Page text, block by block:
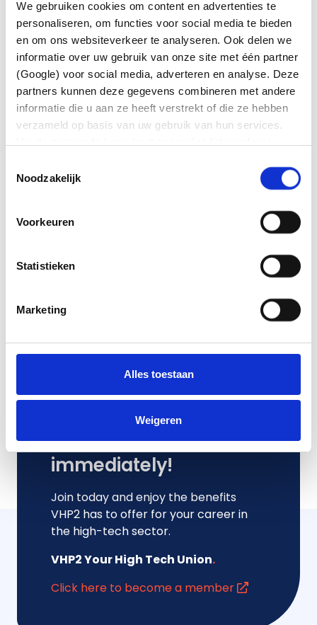
We gebruiken cookies om content en advertenties te
personaliseren, om functies voor social media te bieden
en om ons websiteverkeer te analyseren. Ook delen we
informatie over uw gebruik van onze site met één partner
(Google) voor social media, adverteren en analyse. Deze
partners kunnen deze gegevens combineren met andere
informatie die u aan ze heeft verstrekt of die ze hebben
verzameld op basis van uw gebruik van hun services.
toestemming intrekken.
Noodzakelijk
Voorkeuren
Statistieken
Marketing
Alles toestaan
Weigeren
Two-day Masterclass in investing (English)
Pension insight course
A pension seminar specifically for
international professionals and expats
Online Masterclass in Investing
Meeting autism and sustainable working
Online master class in investing (English)
trade unions
Subscribe
immediately!
Join today and enjoy the benefits
VHP2 has to offer for your career in
the high-tech sector.
VHP2 Your High Tech Union.
Click here to become a member